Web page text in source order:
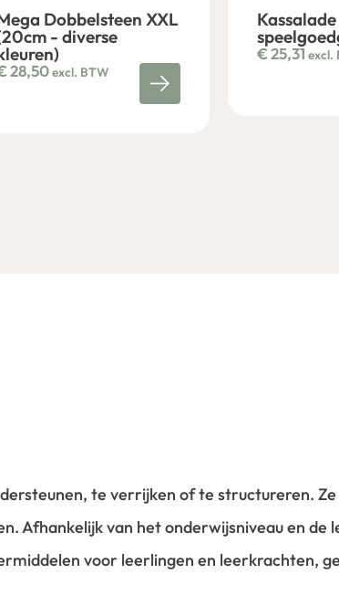
Dobbelsteen XXL
- diverse
28,50excl. BTW
€25,31 excl.
te verrijken of te structureren.
Afhankelijk van het onderwijsniveau en de
voor leerlingen en leerkrachten,